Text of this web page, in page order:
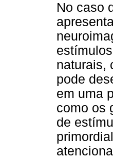
No caso
naturais,
pode
em uma
como os
de